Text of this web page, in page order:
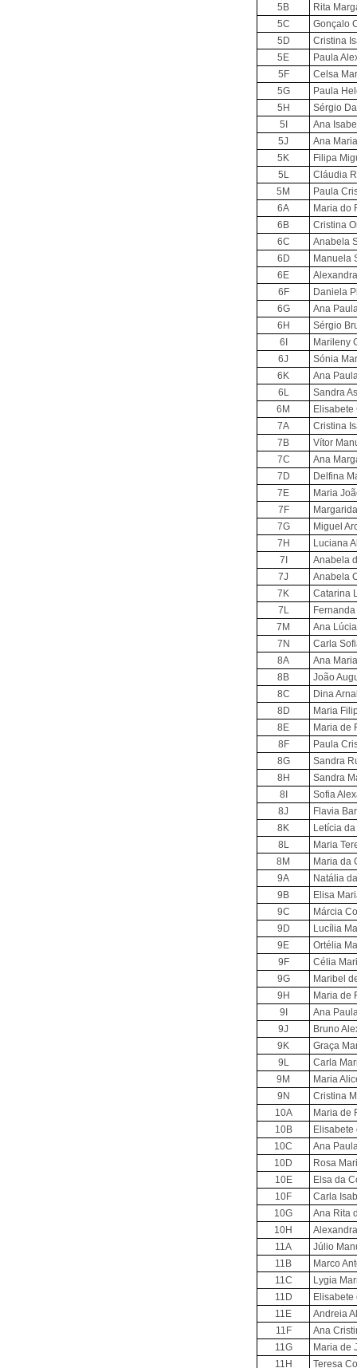
5B
Rita
5C
Gonçalo
5D
Cristina
5E
Paula
5F
Celsa
5G
Paula
5H
Sérgio
5I
Ana
5J
Ana
5K
Filipa
5L
Cláudia
5M
Paula
6A
Maria do
6B
Cristina
6C
Anabela
6D
Manuela
6E
6F
Daniela
6G
Ana
6H
Sérgio
6I
Marileny
6J
Sónia
6K
Ana
6L
Sandra
6M
Elisabete
7A
Cristina
7B
Vítor
7C
Ana
7D
Delfina
7E
Maria
7F
7G
Miguel
7H
Luciana
7I
Anabela
7J
Anabela
7K
Catarina
7L
7M
Ana
7N
Carla
8A
Ana
8B
João
8C
Dina
8D
Maria
8E
Maria de
8F
Paula
8G
Sandra
8H
Sandra
8I
Sofia
8J
Flavia
8K
Letícia
8L
Maria
8M
Maria da
9A
Natália
9B
Elisa
9C
Márcia
9D
Lucília
9E
Ortélia
9F
Célia
9G
Maribel
9H
Maria de
9I
Ana
9J
Bruno
9K
Graça
9L
Carla
9M
Maria
9N
Cristina
10A
Maria de
10B
10C
Ana
10D
Rosa
10E
Elsa da
10F
Carla
10G
Ana Rita
10H
11A
Júlio
11B
Marco
11C
Lygia
11D
Elisabete
11E
Andreia
11F
Ana
11G
Maria de
11H
Teresa